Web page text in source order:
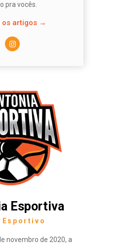
pra vocês.
os artigos →
Esportiva
Esportivo
novembro de 2020, a